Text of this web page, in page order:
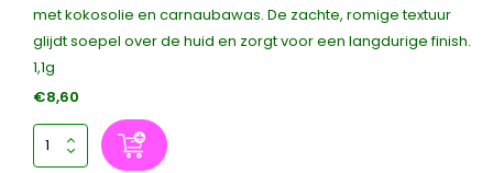
met kokosolie en carnaubawas. De zachte, romige textuur
glijdt soepel over de huid en zorgt voor een langdurige finish.
1,1g
€8,60